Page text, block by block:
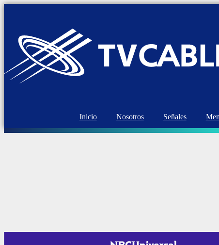
Inicio Nosotros Señales